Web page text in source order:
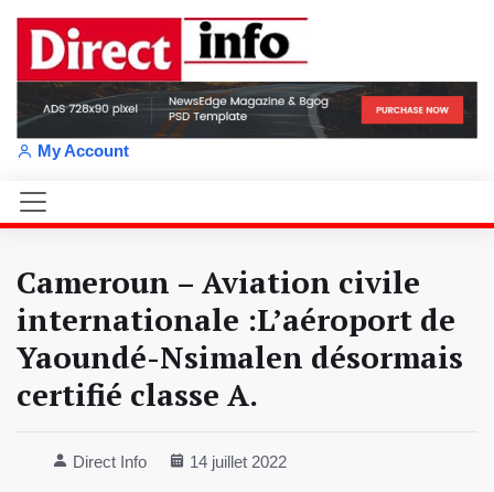
My Account
Cameroun – Aviation civile
internationale :L’aéroport de
Yaoundé-Nsimalen désormais
certifié classe A.
Direct Info 14 juillet 2022